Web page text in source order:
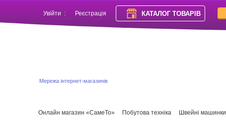
Увійти : Реєстрація КАТАЛОГ ТОВАРІВ
Мережа інтернет-магазинів
Онлайн магазин «СамеТо» Побутова техніка Швейні машинки